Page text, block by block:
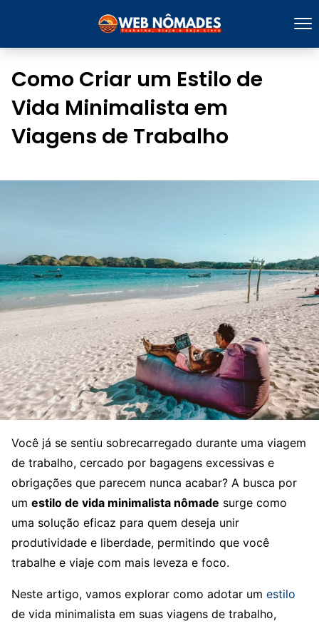
Como Criar um Estilo de
Vida Minimalista em
Viagens de Trabalho
Você já se sentiu sobrecarregado durante uma viagem
de trabalho, cercado por bagagens excessivas e
obrigações que parecem nunca acabar? A busca por
um estilo de vida minimalista nômade surge como
uma solução eficaz para quem deseja unir
produtividade e liberdade, permitindo que você
trabalhe e viaje com mais leveza e foco.
Neste artigo, vamos explorar como adotar um estilo
de vida minimalista em suas viagens de trabalho,